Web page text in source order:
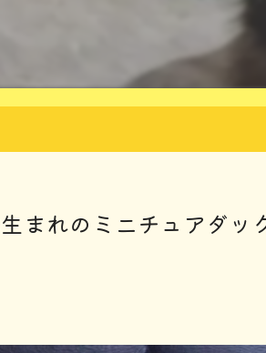
まれのミニチュアダッ